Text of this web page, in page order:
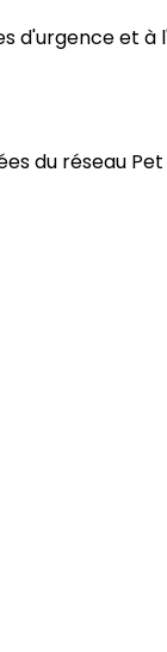
d'urgence et à
du réseau